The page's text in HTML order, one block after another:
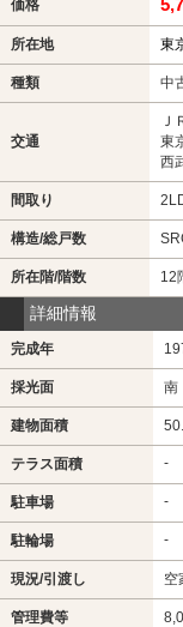
価格
所在地 東
種類 中
交通
東
西
間取り
構造/総戸数
所在階/階数 12
詳細情報
完成年
採光面 南
建物面積
テラス面積 -
駐車場 -
駐輪場 -
現況/引渡し 空
管理費等